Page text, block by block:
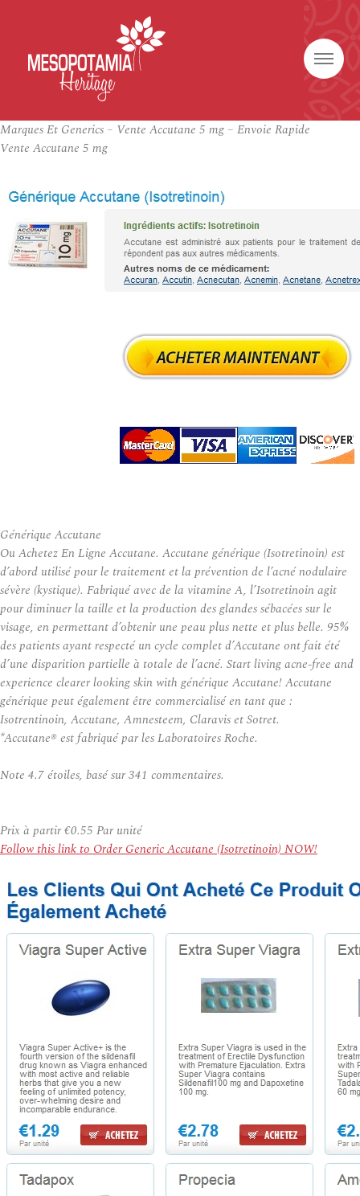
Marques Et Generics – Vente Accutane 5 mg – Envoie Rapide
Vente Accutane 5 mg
Générique Accutane
Ou Achetez En Ligne Accutane. Accutane générique (Isotretinoin) est
d’abord utilisé pour le traitement et la prévention de l’acné nodulaire
sévère (kystique). Fabriqué avec de la vitamine A, l’Isotretinoin agit
pour diminuer la taille et la production des glandes sébacées sur le
visage, en permettant d’obtenir une peau plus nette et plus belle. 95%
des patients ayant respecté un cycle complet d’Accutane ont fait été
d’une disparition partielle à totale de l’acné. Start living acne-free and
experience clearer looking skin with générique Accutane! Accutane
générique peut également être commercialisé en tant que :
Isotrentinoin, Accutane, Amnesteem, Claravis et Sotret.
*Accutane® est fabriqué par les Laboratoires Roche.
Note 4.7étoiles, basé sur341 commentaires.
Prix à partir€0.55 Par unité
Follow this link to Order Generic Accutane (Isotretinoin) NOW!